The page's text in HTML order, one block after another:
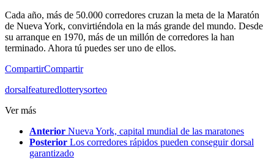
Cada año, más de 50.000 corredores cruzan la meta de la Maratón
de Nueva York, convirtiéndola en la más grande del mundo. Desde
su arranque en 1970, más de un millón de corredores la han
terminado. Ahora tú puedes ser uno de ellos.
CompartirCompartir
dorsalfeaturedlotterysorteo
Ver más
Anterior Nueva York, capital mundial de las maratones
Posterior Los corredores rápidos pueden conseguir dorsal
garantizado